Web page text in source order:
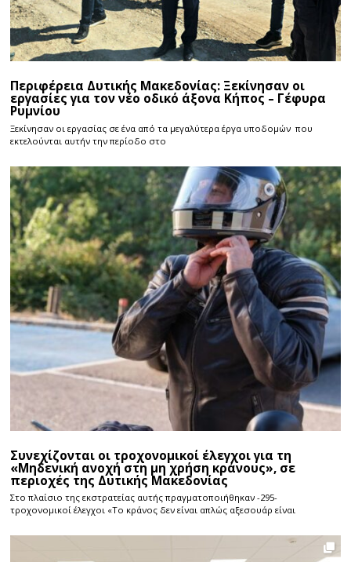
Περιφέρεια Δυτικής Μακεδονίας: Ξεκίνησαν οι
εργασίες για τον νέο οδικό άξονα Κήπος – Γέφυρα
Ρυμνίου
Ξεκίνησαν οι εργασίας σε ένα από τα μεγαλύτερα έργα υποδομών που
εκτελούνται αυτήν την περίοδο στο
Συνεχίζονται οι τροχονομικοί έλεγχοι για τη
«Μηδενική ανοχή στη μη χρήση κράνους», σε
περιοχές της Δυτικής Μακεδονίας
Στο πλαίσιο της εκστρατείας αυτής πραγματοποιήθηκαν -295-
τροχονομικοί έλεγχοι «Το κράνος δεν είναι απλώς αξεσουάρ είναι